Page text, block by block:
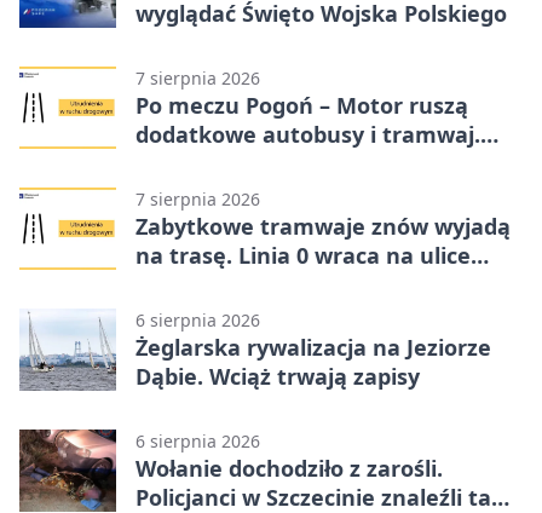
wyglądać Święto Wojska Polskiego
7 sierpnia 2026
Po meczu Pogoń – Motor ruszą
dodatkowe autobusy i tramwaj.
7 sierpnia 2026
Zabytkowe tramwaje znów wyjadą
na trasę. Linia 0 wraca na ulice
6 sierpnia 2026
Żeglarska rywalizacja na Jeziorze
Dąbie. Wciąż trwają zapisy
6 sierpnia 2026
Wołanie dochodziło z zarośli.
Policjanci w Szczecinie znaleźli tam